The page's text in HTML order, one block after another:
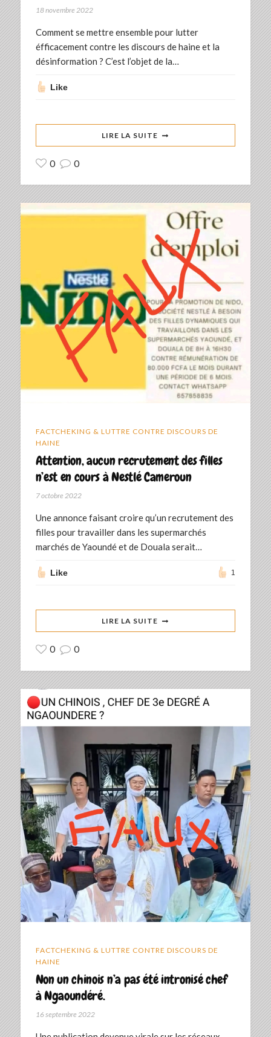
18 novembre 2022
Comment se mettre ensemble pour lutter
éfficacement contre les discours de haine et la
désinformation ? C’est l’objet de la…
Like
LIRE LA SUITE
0 0
FACTCHEKING & LUTTRE CONTRE DISCOURS DE
HAINE
Attention, aucun recrutement des filles
n’est en cours à Nestlé Cameroun
7 octobre 2022
Une annonce faisant croire qu’un recrutement des
filles pour travailler dans les supermarchés
marchés de Yaoundé et de Douala serait…
Like 1
LIRE LA SUITE
0 0
FACTCHEKING & LUTTRE CONTRE DISCOURS DE
HAINE
Non un chinois n’a pas été intronisé chef
à Ngaoundéré.
16 septembre 2022